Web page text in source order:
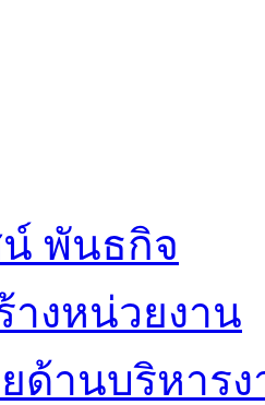
พันธกิจ
างหน่วยงาน
ด้านบริหาร